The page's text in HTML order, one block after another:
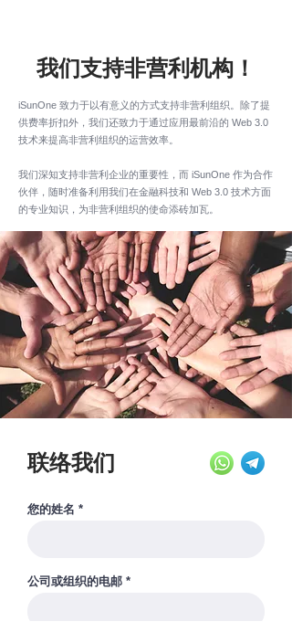
我们支持非营利机构！
iSunOne 致力于以有意义的方式支持非营利组织。除了提
供费率折扣外，我们还致力于通过应用最前沿的 Web 3.0
技术来提高非营利组织的运营效率。
我们深知支持非营利企业的重要性，而 iSunOne 作为合作
伙伴，随时准备利用我们在金融科技和 Web 3.0 技术方面
的专业知识，为非营利组织的使命添砖加瓦。
联络我们
您的姓名
公司或组织的电邮